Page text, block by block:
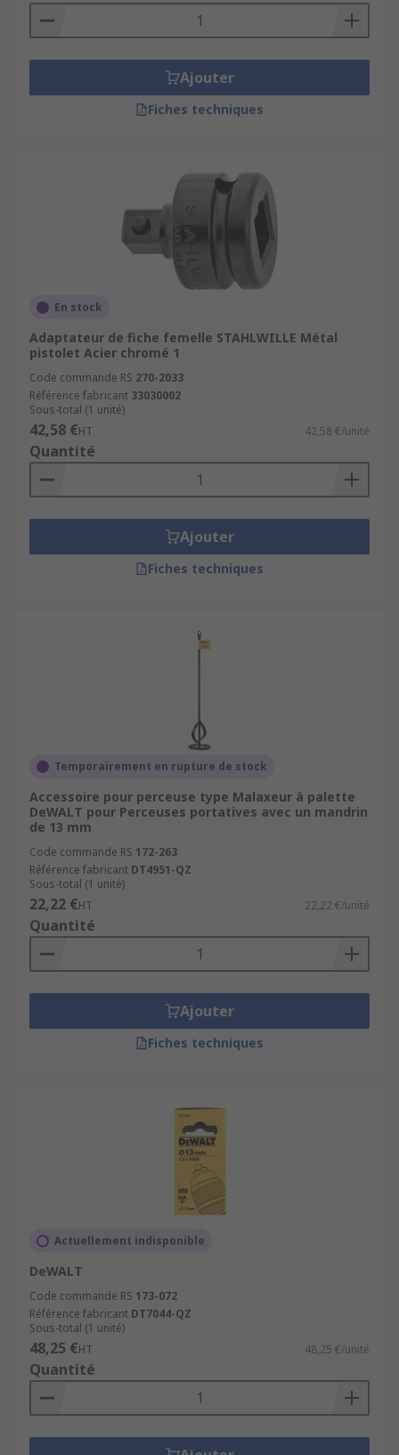
Ajouter
Fiches techniques
En stock
Adaptateur de fiche femelle STAHLWILLE Métal
pistolet Acier chromé 1
Code commande RS 270-2033
Référence fabricant 33030002
Sous-total (1 unité)
42,58 €HT 42,58 €/unité
Quantité
Ajouter
Fiches techniques
Temporairement en rupture de stock
Accessoire pour perceuse type Malaxeur à palette
DeWALT pour Perceuses portatives avec un mandrin
de 13 mm
Code commande RS 172-263
Référence fabricant DT4951-QZ
Sous-total (1 unité)
22,22 €HT 22,22 €/unité
Quantité
Ajouter
Fiches techniques
Actuellement indisponible
DeWALT
Code commande RS 173-072
Référence fabricant DT7044-QZ
Sous-total (1 unité)
48,25 €HT 48,25 €/unité
Quantité